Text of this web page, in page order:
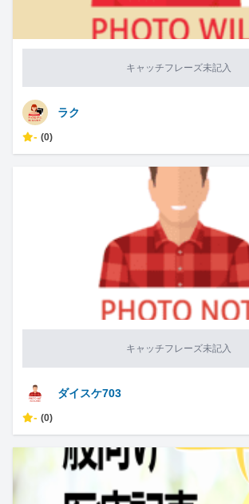
キャッチフレーズ未記入
ラク
- (0)
キャッチフレーズ未記入
ダイスケ703
- (0)